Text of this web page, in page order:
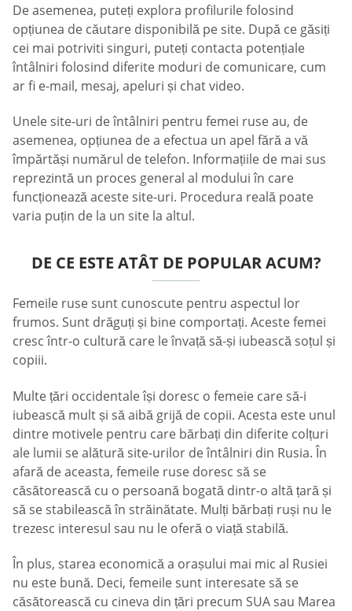
De asemenea, puteți explora profilurile folosind
opțiunea de căutare disponibilă pe site. După ce găsiți
cei mai potriviti singuri, puteți contacta potențiale
întâlniri folosind diferite moduri de comunicare, cum
ar fi e-mail, mesaj, apeluri și chat video.
Unele site-uri de întâlniri pentru femei ruse au, de
asemenea, opțiunea de a efectua un apel fără a vă
împărtăși numărul de telefon. Informațiile de mai sus
reprezintă un proces general al modului în care
funcționează aceste site-uri. Procedura reală poate
varia puțin de la un site la altul.
DE CE ESTE ATÂT DE POPULAR ACUM?
Femeile ruse sunt cunoscute pentru aspectul lor
frumos. Sunt drăguți și bine comportați. Aceste femei
cresc într-o cultură care le învață să-și iubească soțul și
copiii.
Multe țări occidentale își doresc o femeie care să-i
iubească mult și să aibă grijă de copii. Acesta este unul
dintre motivele pentru care bărbați din diferite colțuri
ale lumii se alătură site-urilor de întâlniri din Rusia. În
afară de aceasta, femeile ruse doresc să se
căsătorească cu o persoană bogată dintr-o altă țară și
să se stabilească în străinătate. Mulți bărbați ruși nu le
trezesc interesul sau nu le oferă o viață stabilă.
În plus, starea economică a orașului mai mic al Rusiei
nu este bună. Deci, femeile sunt interesate să se
căsătorească cu cineva din țări precum SUA sau Marea